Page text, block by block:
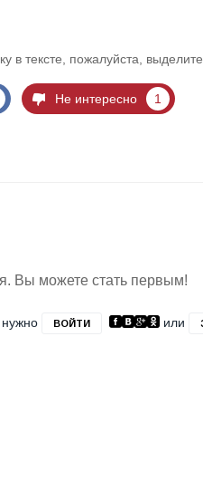
в тексте, пожалуйста,
Не интересно 1
Вы можете стать первым!
ВОЙТИ или